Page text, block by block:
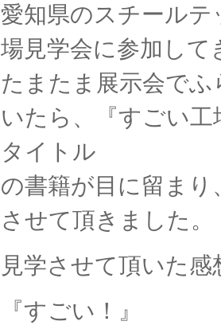
愛知県のスチールテ
場見学会に参加して
たまたま展示会で
いたら、『すごい工
タイトル
の書籍が目に留まり
させて頂きました。
見学させて頂いた感
『すごい！』